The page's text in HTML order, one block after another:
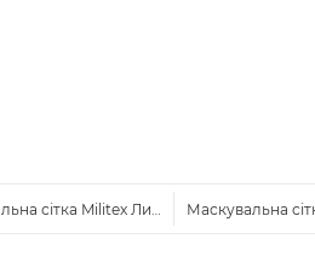
сітка Militex Листя осінь 3х5м
Маскувальна